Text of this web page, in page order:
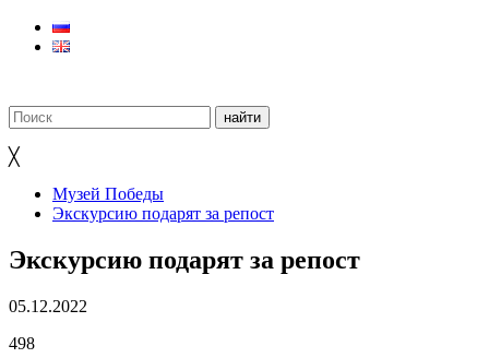
╳
Музей Победы
Экскурсию подарят за репост
Экскурсию подарят за репост
05.12.2022
498